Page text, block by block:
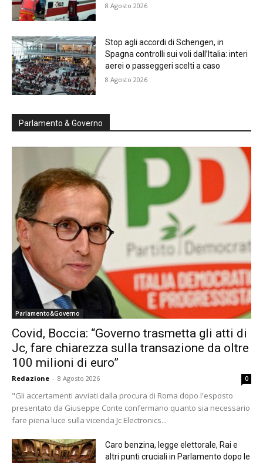
8 Agosto 2026
Stop agli accordi di Schengen, in
Spagna controlli sui voli dall’Italia: interi
aerei o passeggeri scelti a caso
8 Agosto 2026
Parlamento & Governo
Parlamento&Governo
Covid, Boccia: “Governo trasmetta gli atti di
Jc, fare chiarezza sulla transazione da oltre
100 milioni di euro”
Redazione - 8 Agosto 2026 0
"Gli accertamenti avviati dalla procura di Roma dopo l'esposto
presentato da Giuseppe Conte confermano quanto sia necessario
fare piena luce sulla vicenda Jc Electronics...
Caro benzina, legge elettorale, Rai e
altri punti cruciali in Parlamento dopo le